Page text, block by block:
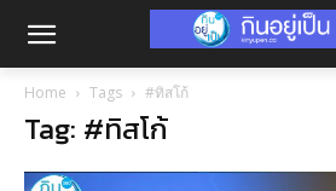
Home Tags #ทิสโก้
Tag: #ทิสโก้